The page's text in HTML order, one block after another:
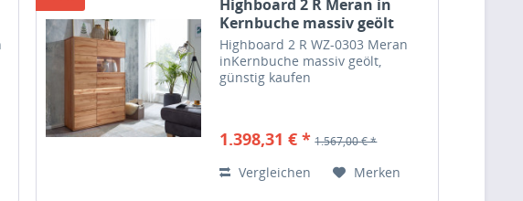
Highboard 2 R Meran in
Kernbuche massiv geölt
Highboard 2 R WZ-0303 Meran
inKernbuche massiv geölt,
günstig kaufen
1.398,31 € * 1.567,00 € *
Vergleichen Merken